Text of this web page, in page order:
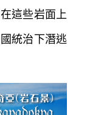
在這些岩面上
統治下潛逃